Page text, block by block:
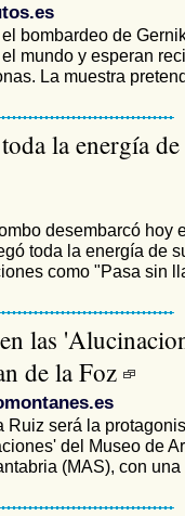
bombardeo de
mundo y esperan
La muestra
la energía
desembarcó hoy
toda la energía de
como "Pasa sin
las
de la Foz
será la
del Museo de
(MAS), con